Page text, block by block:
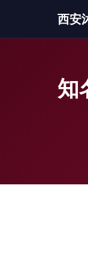
西安
知